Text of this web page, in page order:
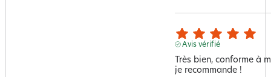
Avis vérifié
Très bien, conforme à
je recommande !